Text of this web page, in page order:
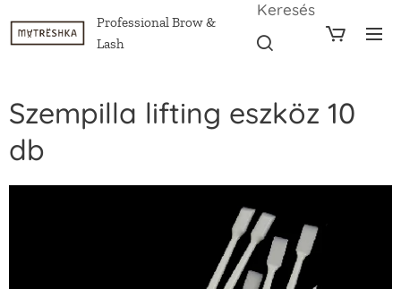
Professional Brow &
Lash
Keresés
Szempilla lifting eszköz 10
db